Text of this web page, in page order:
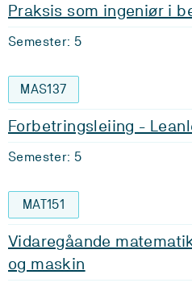
Praksis som ingeniør i
Semester: 5
MAS137
Forbetringsleiing -
Semester: 5
MAT151
Vidaregåande
og maskin